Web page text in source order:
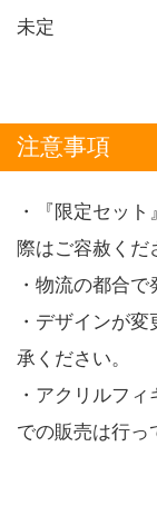
未定
注意事項
・『限定セッ
際はご容赦くだ
・物流の都合
・デザインが
承ください。
・アクリルフ
での販売は行っ